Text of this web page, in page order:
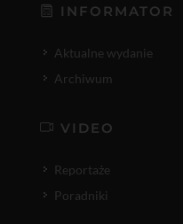
INFORMATOR
Aktualne wydanie
Archiwum
VIDEO
Reportaże
Poradniki